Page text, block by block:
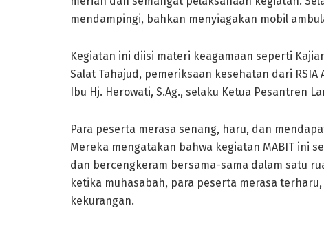
mendampingi, bahkan menyiagakan mobil
Kegiatan ini diisi materi keagamaan seperti
Salat Tahajud, pemeriksaan kesehatan dari
Ibu Hj. Herowati, S.Ag., selaku Ketua Pesantren
Para peserta merasa senang, haru, dan
Mereka mengatakan bahwa kegiatan MABIT ini
dan bercengkeram bersama-sama dalam satu
ketika muhasabah, para peserta merasa
kekurangan.